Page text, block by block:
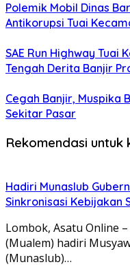
Polemik Mobil Dinas
Antikorupsi Tuai
SAE Run Highway Tuai
Tengah Derita Banjir
Cegah Banjir, Muspika
Sekitar Pasar
Rekomendasi untuk
Hadiri Munaslub
Sinkronisasi Kebijakan
Lombok, Asatu Online
(Mualem) hadiri
(Munaslub)…